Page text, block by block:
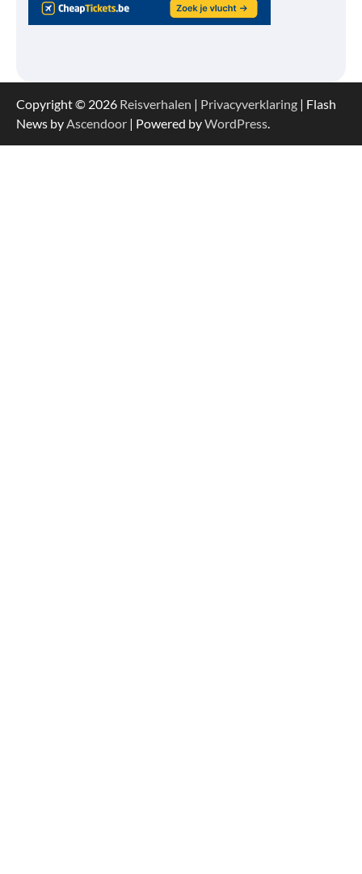
Copyright © 2026 Reisverhalen | Privacyverklaring | Flash
News by Ascendoor | Powered byWordPress